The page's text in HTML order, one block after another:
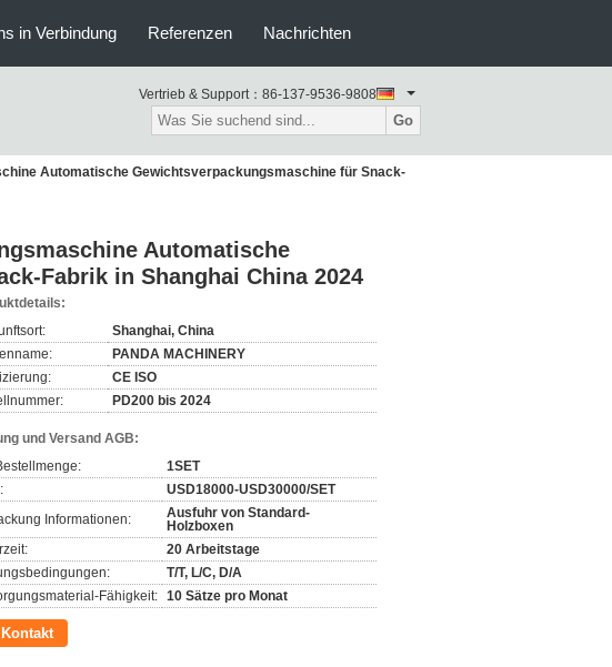
in Verbindung Referenzen Nachrichten
Vertrieb & Support： 86-137-9536-9808
Go
Automatische Gewichtsverpackungsmaschine für Snack-
Automatische
Fabrik in Shanghai China 2024
Shanghai, China
PANDA MACHINERY
CE ISO
PD200 bis 2024
und Versand AGB:
1SET
USD18000-USD30000/SET
Informationen:
Ausfuhr von Standard-
Holzboxen
20 Arbeitstage
T/T, L/C, D/A
Fähigkeit: 10 Sätze pro Monat
Kontakt